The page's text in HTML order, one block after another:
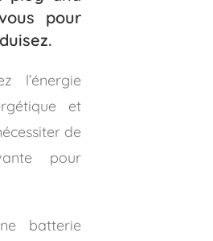
pour
l’énergie
et
de
pour
batterie